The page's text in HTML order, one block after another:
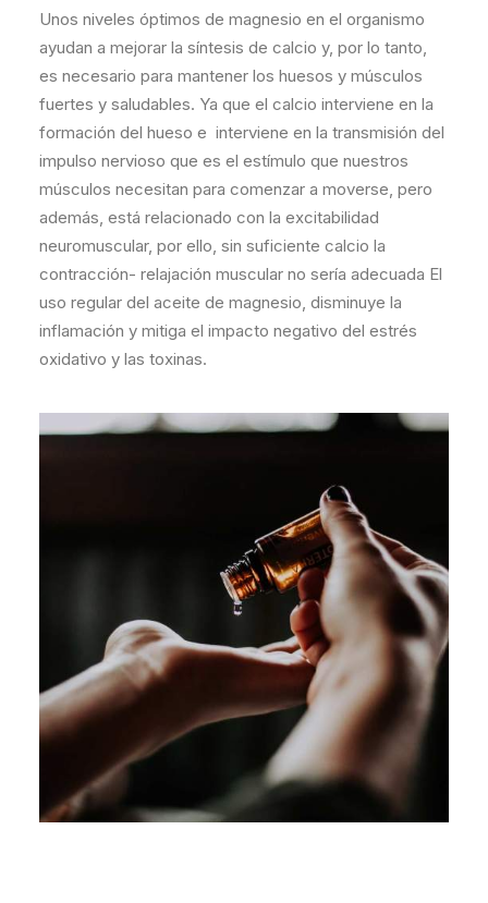
Unos niveles óptimos de magnesio en el organismo
ayudan a mejorar la síntesis de calcio y, por lo tanto,
es necesario para mantener los huesos y músculos
fuertes y saludables. Ya que el calcio interviene en la
formación del hueso e interviene en la transmisión del
impulso nervioso que es el estímulo que nuestros
músculos necesitan para comenzar a moverse, pero
además, está relacionado con la excitabilidad
neuromuscular, por ello, sin suficiente calcio la
contracción- relajación muscular no sería adecuada El
uso regular del aceite de magnesio, disminuye la
inflamación y mitiga el impacto negativo del estrés
oxidativo y las toxinas.